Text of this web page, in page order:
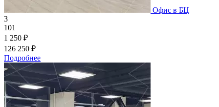
Офис в БЦ
3
101
1 250 ₽
126 250 ₽
Подробнее